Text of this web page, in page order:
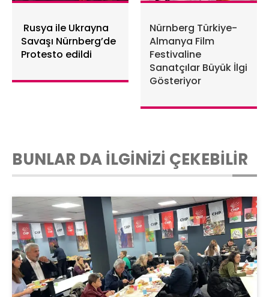
Rusya ile Ukrayna
Savaşı Nürnberg’de
Protesto edildi
Nürnberg Türkiye-
Almanya Film
Festivaline
Sanatçılar Büyük İlgi
Gösteriyor
BUNLAR DA İLGİNİZİ ÇEKEBİLİR